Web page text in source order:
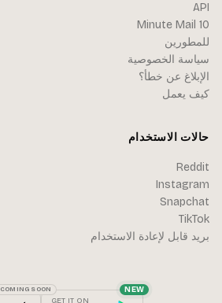
API
10 Minute Mail
للمطورين
سياسة الخصوصية
الإبلاغ عن خطأ؟
كيف يعمل
حالات الاستخدام
Reddit
Instagram
Snapchat
TikTok
بريد قابل لإعادة الاستخدام
GET IT ON
NEW
COMING SOON